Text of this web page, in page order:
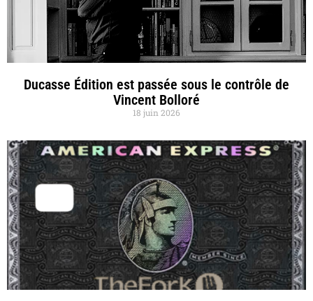
Ducasse Édition est passée sous le contrôle de
Vincent Bolloré
18 juin 2026